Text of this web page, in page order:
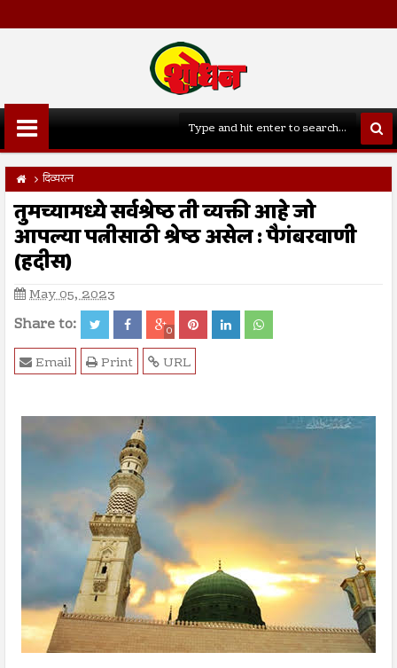
दिव्यरत्न
तुमच्यामध्ये सर्वश्रेष्ठ ती व्यक्ती आहे जो
आपल्या पत्नीसाठी श्रेष्ठ असेल : पैगंबरवाणी
(हदीस)
May 05, 2023
Share to: 0
URL
Print
Email